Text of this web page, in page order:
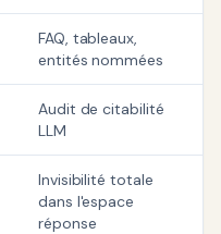
FAQ, tableaux,
entités nommées
Audit de citabilité
LLM
Invisibilité totale
dans l'espace
réponse